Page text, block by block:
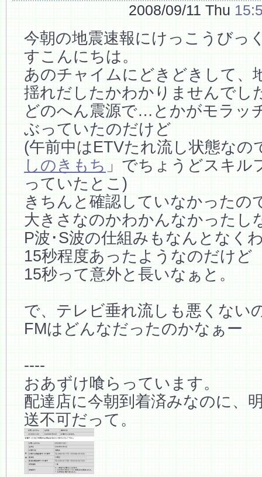
2008/09/11 Thu
今朝の地震速報にけっこうびっ
すこんにちは。
あのチャイムにどきどきして、
揺れだしたかわかりませんでし
どのへん震源で…とかがモラッ
ぶっていたのだけど
(午前中はETVたれ流し状態なの
しのきもち 」でちょうどスキル
っていたとこ)
きちんと確認していなかったの
大きさなのかわかんなかったし
P波･S波の仕組みもなんとなく
15秒程度あったようなのだけど
15秒って意外と長いなぁと。
で、テレビ垂れ流しも悪くない
FMはどんなだったのかなぁー
----
おあずけ喰らっています。
配達店に今朝到着済みなのに、
送不可だって。